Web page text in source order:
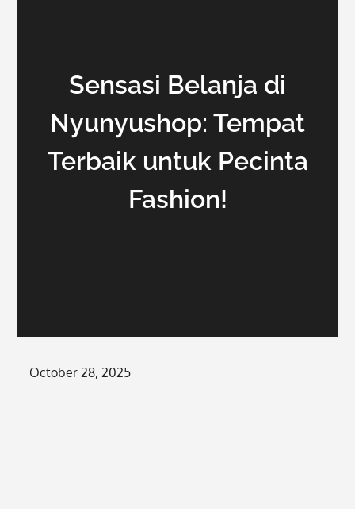
Sensasi Belanja di
Nyunyushop: Tempat
Terbaik untuk Pecinta
Fashion!
Posted
October 28, 2025